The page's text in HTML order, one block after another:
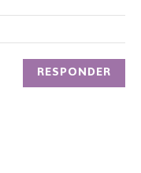
RESPONDER